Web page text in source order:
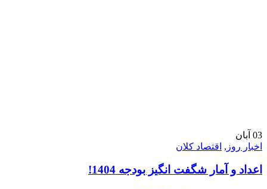
03 آبان
اخبار روز , اقتصاد کلان
اعداد و آمار شگفت انگیز بودجه 1404!